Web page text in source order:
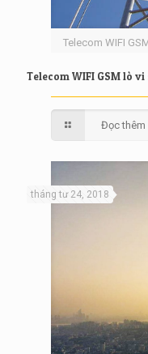
Telecom WIFI
Telecom WIFI GSM lò
Đọc thêm
tháng tư 24, 2018